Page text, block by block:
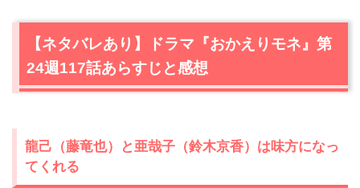
【ネタバレあり】ドラマ『おかえりモネ』第
24週117話あらすじと感想
龍己（藤竜也）と亜哉子（鈴木京香）は味方になっ
てくれる